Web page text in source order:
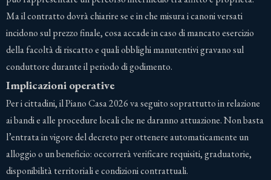
Ma il contratto dovrà chiarire se e in che misura i canoni versati
incidono sul prezzo finale, cosa accade in caso di mancato esercizio
della facoltà di riscatto e quali obblighi manutentivi gravano sul
conduttore durante il periodo di godimento.
Implicazioni operative
Per i cittadini, il Piano Casa 2026 va seguito soprattutto in relazione
ai bandi e alle procedure locali che ne daranno attuazione. Non basta
l’entrata in vigore del decreto per ottenere automaticamente un
alloggio o un beneficio: occorrerà verificare requisiti, graduatorie,
disponibilità territoriali e condizioni contrattuali.